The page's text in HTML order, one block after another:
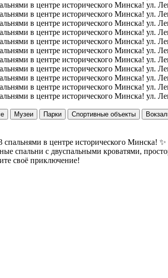
Музеи Парки Спортивные объекты
в центре исторического Минска!
спальни с двуспальными кроватями,
своё приключение!